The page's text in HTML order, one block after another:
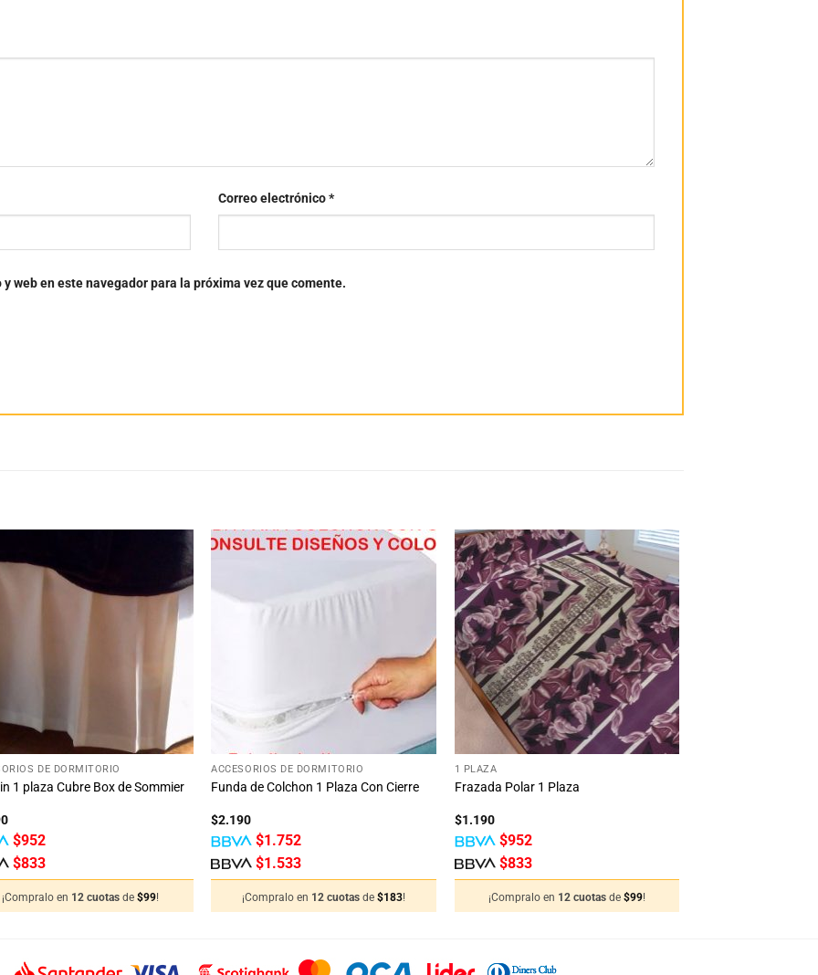
Correo electrónico*
web en este navegador para la próxima vez que comente.
Añadir
a la
lista
deseos
DE DORMITORIO
1 plaza Cubre Box de Sommier
$952
$833
¡Compralo en 12 cuotasde$99!
ACCESORIOS DE DORMITORIO
Funda de Colchon 1 Plaza Con Cierre
$2.190
$1.752
$1.533
¡Compralo en 12 cuotasde$183!
Añadir
a la
lista
de
deseos
1 PLAZA
Frazada Polar 1 Plaza
$1.190
$952
$833
¡Compralo en 12 cuotas de $99!